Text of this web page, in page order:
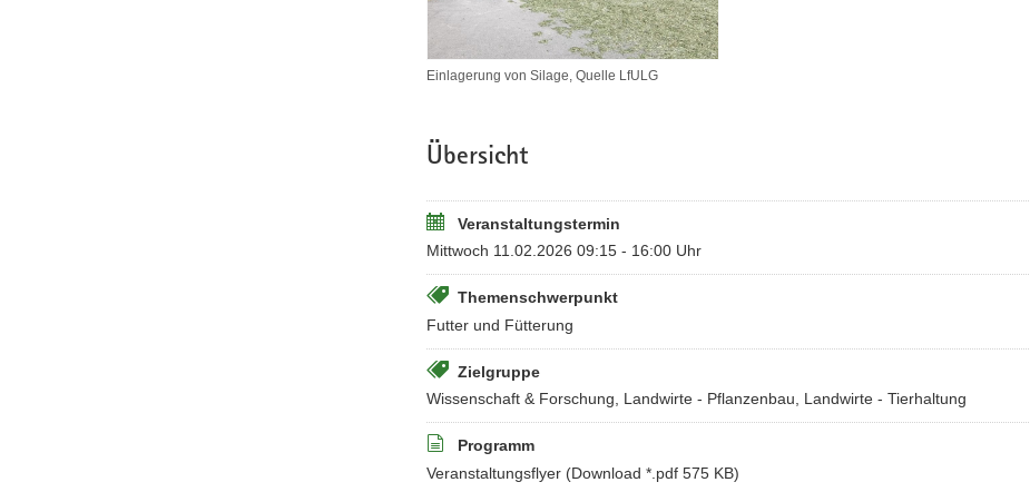
Einlagerung von Silage, Quelle LfULG
Übersicht
Veranstaltungstermin
Mittwoch 11.02.2026 09:15 - 16:00 Uhr
Themenschwerpunkt
Futter und Fütterung
Zielgruppe
Wissenschaft & Forschung, Landwirte - Pflanzenbau, Landwirte - Tierhaltung
Programm
Veranstaltungsflyer (Download *.pdf 575 KB)